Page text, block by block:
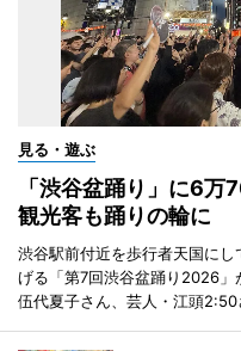
見る・遊ぶ
「渋谷盆踊り」に6
観光客も踊りの輪に
渋谷駅前付近を歩行者天国に
げる「第7回渋谷盆踊り2026
伍代夏子さん、芸人・江頭2:50